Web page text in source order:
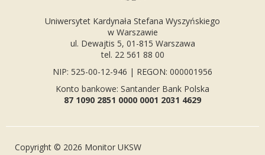
Uniwersytet Kardynała Stefana Wyszyńskiego
w Warszawie
ul. Dewajtis 5, 01-815 Warszawa
tel. 22 561 88 00
NIP: 525-00-12-946 | REGON: 000001956
Konto bankowe: Santander Bank Polska
87 1090 2851 0000 0001 2031 4629
Copyright © 2026 Monitor UKSW